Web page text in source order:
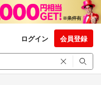
ログイン 会員登録